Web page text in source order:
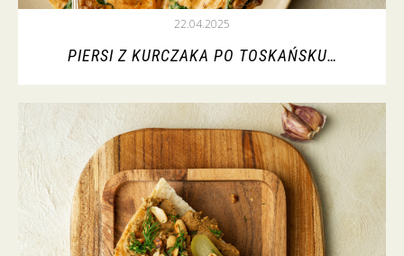
22.04.2025
PIERSI Z KURCZAKA PO TOSKAŃSKU…